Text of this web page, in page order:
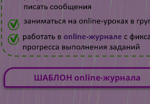
ШАБЛОН online-журнала